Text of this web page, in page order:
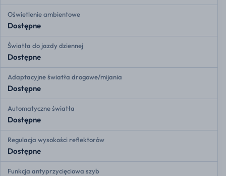
Oświetlenie ambientowe
Dostępne
Światła do jazdy dziennej
Dostępne
Adaptacyjne światła drogowe/mijania
Dostępne
Automatyczne światła
Dostępne
Regulacja wysokości reflektorów
Dostępne
Funkcja antyprzycięciowa szyb